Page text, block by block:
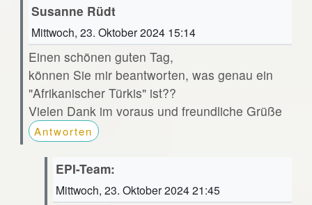
Susanne Rüdt
Mittwoch, 23. Oktober 2024 15:14
Einen schönen guten Tag,
können Sie mir beantworten, was genau ein
"Afrikanischer Türkis" ist??
Vielen Dank im voraus und freundliche Grüße
Antworten
EPI-Team:
Mittwoch, 23. Oktober 2024 21:45